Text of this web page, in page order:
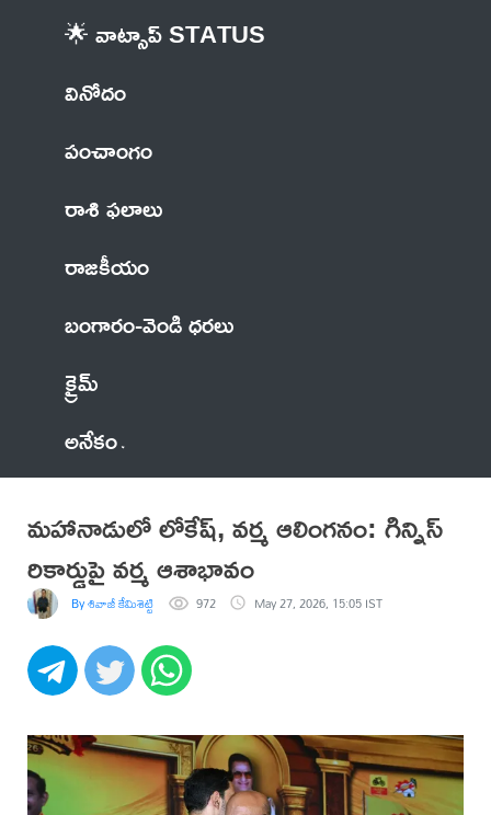
🌟 వాట్సాప్ STATUS
వినోదం
పంచాంగం
రాశి ఫలాలు
రాజకీయం
బంగారం-వెండి ధరలు
క్రైమ్
అనేకం
మహానాడులో లోకేష్, వర్మ ఆలింగనం: గిన్నిస్
రికార్డుపై వర్మ ఆశాభావం
By శివాజీ కేమిశెట్టి 972 May 27, 2026, 15:05 IST